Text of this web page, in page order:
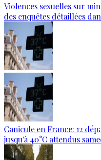
Violences sexuelles sur
des enquêtes détaillées
Canicule en France: 12
jusqu'à 40°C attendus